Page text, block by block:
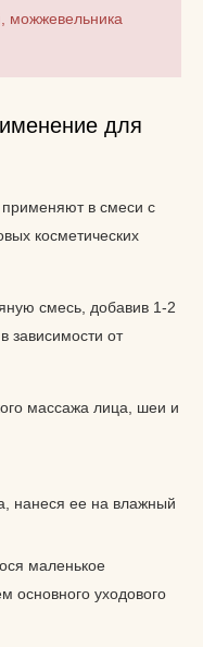
можжевельника
для
в смеси с
косметических
смесь, добавив 1-2
зависимости от
массажа лица, шеи и
нанеся ее на влажный
маленькое
основного уходового